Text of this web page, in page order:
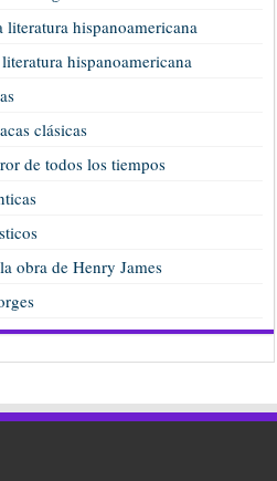
literatura hispanoamericana
hispanoamericana
clásicas
de todos los tiempos
obra de Henry James